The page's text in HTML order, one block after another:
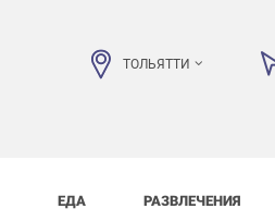
ТОЛЬЯТТИ
ЕДА РАЗВЛЕЧЕНИЯ